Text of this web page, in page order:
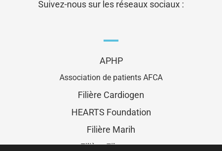
Suivez-nous sur les réseaux sociaux :
APHP
Association de patients AFCA
Filière Cardiogen
HEARTS Foundation
Filière Marih
Filière Filenums